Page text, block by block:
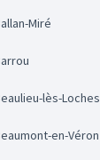
Ballan-Miré
Barrou
Beaulieu-lès-Loches
Beaumont-en-Véron